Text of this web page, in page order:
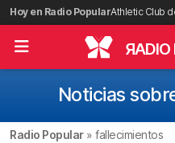
Saltar
al
contenido
Hoy en Radio PopularAthletic Club
RADIO
Noticias
Radio Popular» fallecimientos